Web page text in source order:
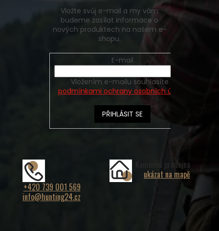
Vložte svůj e-mail a my vám
budeme zasílat informace o
nových produktech na našem e-
shopu.
E-mail
podmínkami ochrany osobních údajů
PŘIHLÁSIT SE
+420 739 001 569
info@hunting24.cz
Kamenná prodejna
ukázat na mapě